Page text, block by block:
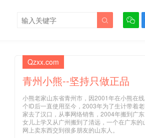


Qzxx.com
青州小熊--坚持只做正品
小熊老家山东省青州市，因2001年在小熊在
个ID后一直使用至今，2003年为了生计带着
家去了汉口，从事网络销售，2004年搬到广
女儿上学又从广州搬到了清远，一个在广东的
网上卖东西交到很多朋友的山东人。